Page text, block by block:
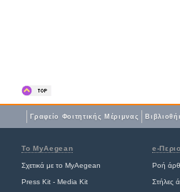
Γραφείο Φοιτητικής Μέριμνας
Το MyAegean e-
Σχετικά με το MyAegean Ροή
Press Kit - Media Kit Στήλες